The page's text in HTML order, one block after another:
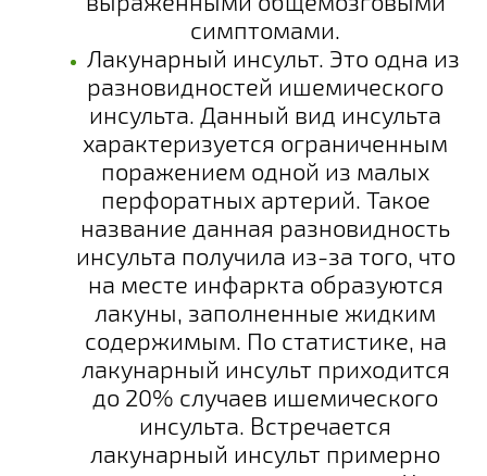
симптомами.
Лакунарный инсульт. Это одна из
разновидностей ишемического
инсульта. Данный вид инсульта
характеризуется ограниченным
поражением одной из малых
перфоратных артерий. Такое
название данная разновидность
инсульта получила из-за того, что
на месте инфаркта образуются
лакуны, заполненные жидким
содержимым. По статистике, на
лакунарный инсульт приходится
до 20% случаев ишемического
инсульта. Встречается
лакунарный инсульт примерно